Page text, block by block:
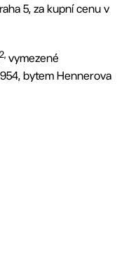
5, za kupní cenu v
2, vymezené
bytem Hennerova